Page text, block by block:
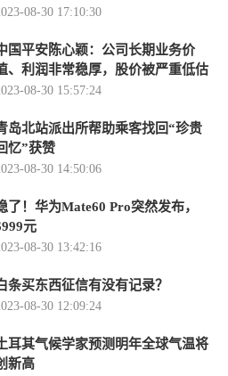
08-30 17:10:30
国平安陈心颖：公司长期业务价
、利润非常稳厚，股价被严重低估
08-30 15:57:24
岛北站派出所帮助乘客找回“珍贵
忆”获赞
08-30 14:50:06
了！华为Mate60 Pro突然发布，
元
08-30 13:42:16
条买东西征信有没有记录？
08-30 12:09:24
耳其气候学家预测明年全球气温将
新高